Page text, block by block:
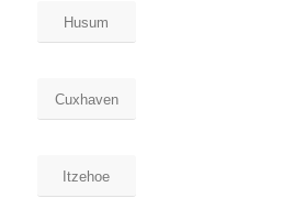
Husum
Cuxhaven
Itzehoe